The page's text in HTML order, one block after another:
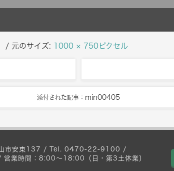
/ 元のサイズ: 1000 × 750ピクセル
添付された記事： min00405
市安東137 / Tel. 0470-22-9100 /
業時間：8:00〜18:00（日・第3土休業）